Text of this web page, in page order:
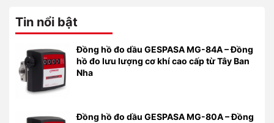
Tin nổi bật
Đồng hồ đo dầu GESPASA MG-84A – Đồng
hồ đo lưu lượng cơ khí cao cấp từ Tây Ban
Nha
Đồng hồ đo dầu GESPASA MG-80A – Đồng